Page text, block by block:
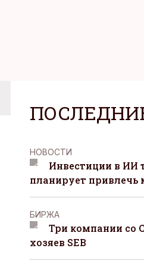
НОВОСТИ
Инвестиции в ИИ
планирует
БИРЖА
Три компании со
хозяев SEB